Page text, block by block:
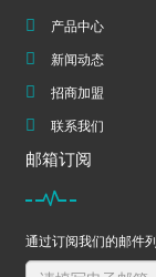
产品中心
新闻动态
招商加盟
联系我们
邮箱订阅
通过订阅我们的邮件